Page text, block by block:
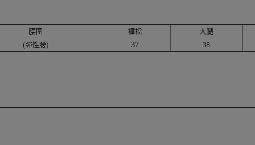
腰圍 褲襠 大腿
(彈性腰)
37 38